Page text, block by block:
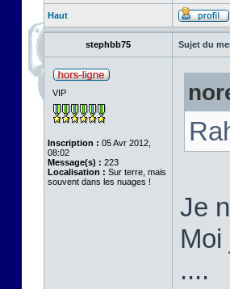
Haut
stephbb75 Sujet du
VIP
Inscription : 05 Avr 2012,
08:02
Message(s) : 223
Localisation : Sur terre, mais
souvent dans les nuages !
Je
Moi
....